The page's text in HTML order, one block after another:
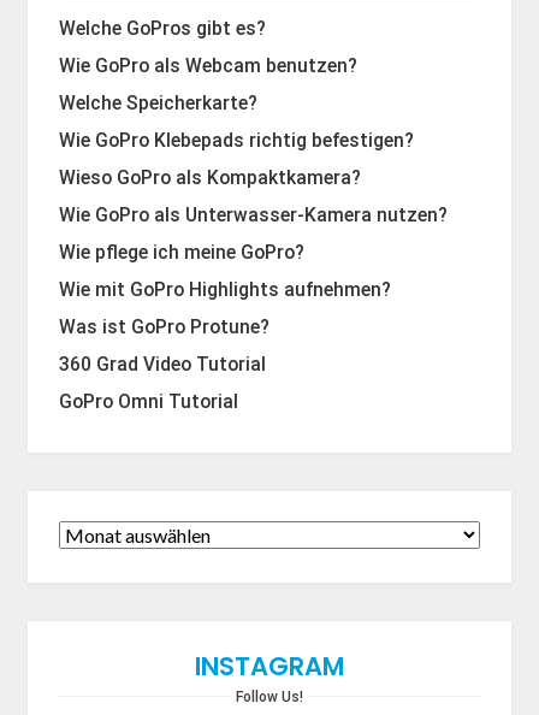
Welche GoPros gibt es?
Wie GoPro als Webcam benutzen?
Welche Speicherkarte?
Wie GoPro Klebepads richtig befestigen?
Wieso GoPro als Kompaktkamera?
Wie GoPro als Unterwasser-Kamera nutzen?
Wie pflege ich meine GoPro?
Wie mit GoPro Highlights aufnehmen?
Was ist GoPro Protune?
360 Grad Video Tutorial
GoPro Omni Tutorial
INSTAGRAM
Follow Us!